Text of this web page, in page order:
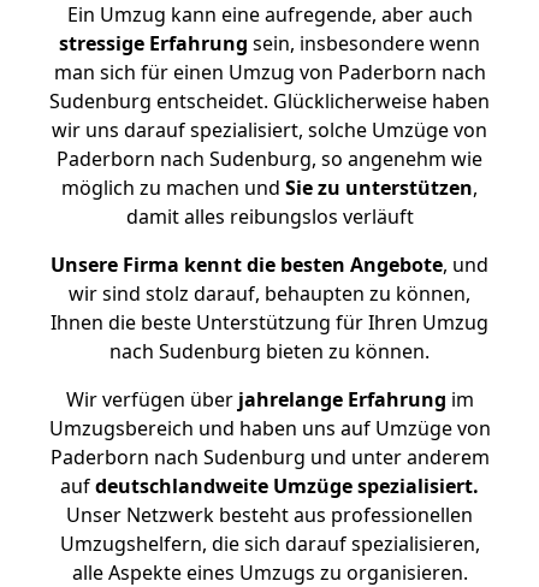
Ein Umzug kann eine aufregende, aber auch
stressige Erfahrung sein, insbesondere wenn
man sich für einen Umzug von Paderborn nach
Sudenburg entscheidet. Glücklicherweise haben
wir uns darauf spezialisiert, solche Umzüge von
Paderborn nach Sudenburg, so angenehm wie
möglich zu machen und Sie zu unterstützen,
damit alles reibungslos verläuft
Unsere Firma kennt die besten Angebote, und
wir sind stolz darauf, behaupten zu können,
Ihnen die beste Unterstützung für Ihren Umzug
nach Sudenburg bieten zu können.
Wir verfügen überjahrelange Erfahrung im
Umzugsbereich und haben uns auf Umzüge von
Paderborn nach Sudenburg und unter anderem
aufdeutschlandweite Umzüge spezialisiert.
Unser Netzwerk besteht aus professionellen
Umzugshelfern, die sich darauf spezialisieren,
alle Aspekte eines Umzugs zu organisieren.